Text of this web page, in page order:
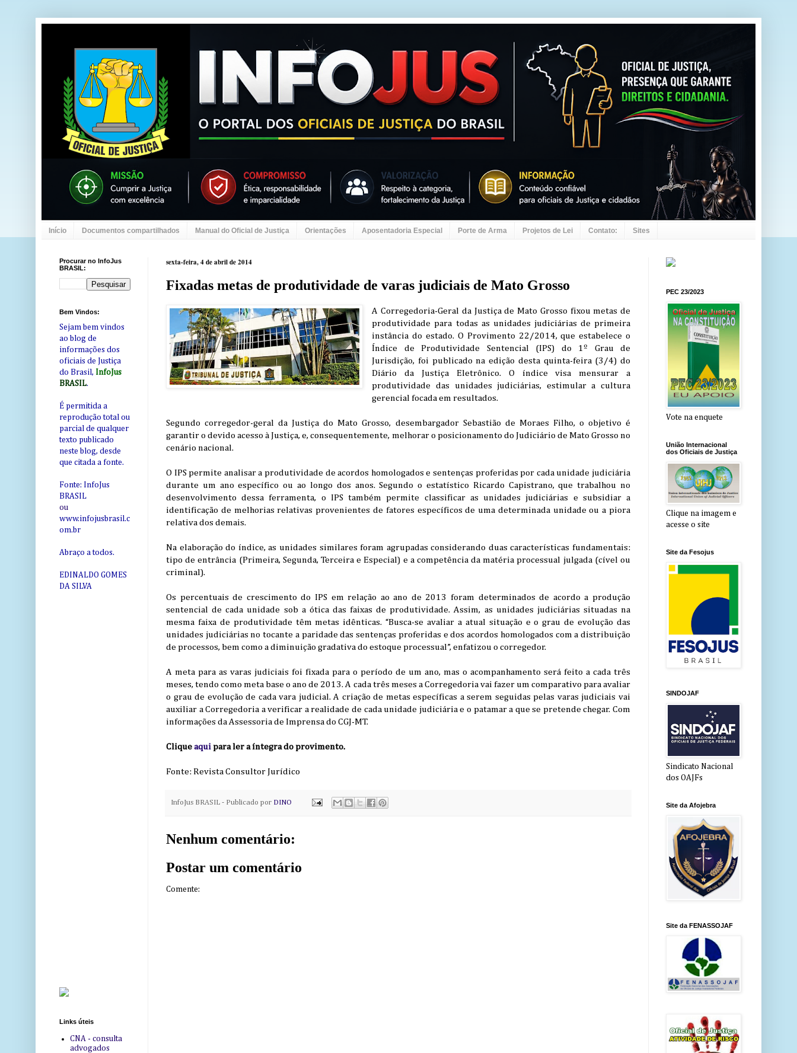
Início Documentos compartilhados Manual do Oficial de Justiça Orientações Aposentadoria Especial Porte de Arma Projetos de Lei Contato: Sites
sexta-feira, 4 de abril de 2014
Fixadas metas de produtividade de varas judiciais de Mato Grosso
A Corregedoria-Geral da Justiça de Mato Grosso fixou metas de
produtividade para todas as unidades judiciárias de primeira
instância do estado. O Provimento 22/2014, que estabelece o
Índice de Produtividade Sentencial (IPS) do 1º Grau de
Jurisdição, foi publicado na edição desta quinta-feira (3/4) do
Diário da Justiça Eletrônico. O índice visa mensurar a
produtividade das unidades judiciárias, estimular a cultura
gerencial focada em resultados.
Segundo corregedor-geral da Justiça do Mato Grosso, desembargador Sebastião de Moraes Filho, o objetivo é
garantir o devido acesso à Justiça, e, consequentemente, melhorar o posicionamento do Judiciário de Mato Grosso no
cenário nacional.
O IPS permite analisar a produtividade de acordos homologados e sentenças proferidas por cada unidade judiciária
durante um ano específico ou ao longo dos anos. Segundo o estatístico Ricardo Capistrano, que trabalhou no
desenvolvimento dessa ferramenta, o IPS também permite classificar as unidades judiciárias e subsidiar a
identificação de melhorias relativas provenientes de fatores específicos de uma determinada unidade ou a piora
relativa dos demais.
Na elaboração do índice, as unidades similares foram agrupadas considerando duas características fundamentais:
tipo de entrância (Primeira, Segunda, Terceira e Especial) e a competência da matéria processual julgada (cível ou
criminal).
Os percentuais de crescimento do IPS em relação ao ano de 2013 foram determinados de acordo a produção
sentencial de cada unidade sob a ótica das faixas de produtividade. Assim, as unidades judiciárias situadas na
mesma faixa de produtividade têm metas idênticas. “Busca-se avaliar a atual situação e o grau de evolução das
unidades judiciárias no tocante a paridade das sentenças proferidas e dos acordos homologados com a distribuição
de processos, bem como a diminuição gradativa do estoque processual”, enfatizou o corregedor.
A meta para as varas judiciais foi fixada para o período de um ano, mas o acompanhamento será feito a cada três
meses, tendo como meta base o ano de 2013. A cada três meses a Corregedoria vai fazer um comparativo para avaliar
o grau de evolução de cada vara judicial. A criação de metas específicas a serem seguidas pelas varas judiciais vai
auxiliar a Corregedoria a verificar a realidade de cada unidade judiciária e o patamar a que se pretende chegar. Com
informações da Assessoria de Imprensa do CGJ-MT.
Clique aqui para ler a íntegra do provimento.
Fonte: Revista Consultor Jurídico
InfoJus BRASIL - Publicado por DINO
Nenhum comentário:
Postar um comentário
Comente:
Procurar no InfoJus
BRASIL:
Bem Vindos:
Sejam bem vindos
ao blog de
informações dos
oficiais de Justiça
do Brasil, InfoJus
BRASIL.
É permitida a
reprodução total ou
parcial de qualquer
texto publicado
neste blog, desde
que citada a fonte.
Fonte: InfoJus
BRASIL
ou
www.infojusbrasil.c
om.br
Abraço a todos.
EDINALDO GOMES
DA SILVA
Links úteis
CNA - consulta
advogados
PEC 23/2023
Vote na enquete
União Internacional
dos Oficiais de Justiça
Clique na imagem e
acesse o site
Site da Fesojus
SINDOJAF
Sindicato Nacional
dos OAJFs
Site da Afojebra
Site da FENASSOJAF